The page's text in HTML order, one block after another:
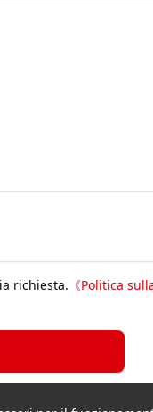
richiesta. 《Politica